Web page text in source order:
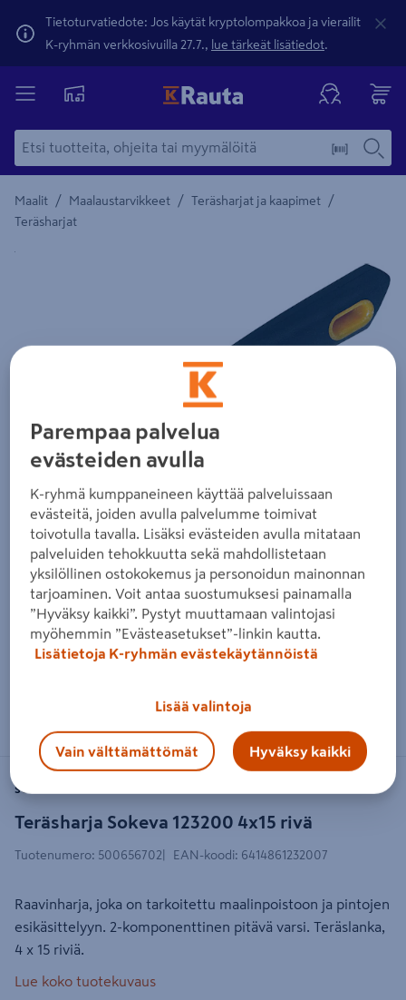
Tietoturvatiedote: Jos käytät kryptolompakkoa ja vierailit
K-ryhmän verkkosivuilla 27.7., lue tärkeät lisätiedot.
Maalit / Maalaustarvikkeet / Teräsharjat ja kaapimet /
Teräsharjat
Yksityiskohtainen kuvaus löytyy Tuotteen kuvaus -
Zoomaa kuvaa sormilla kosketusnäytöllä
Teräsharja Sokeva 123200 4x15 rivä
SOKEVA
Tuotenumero: 500656702 EAN-koodi: 6414861232007
Raavinharja, joka on tarkoitettu maalinpoistoon ja pintojen
esikäsittelyyn. 2-komponenttinen pitävä varsi. Teräslanka,
4 x 15 riviä.
Lue koko tuotekuvaus
Parempaa palvelua
evästeiden avulla
K-ryhmä kumppaneineen käyttää palveluissaan
evästeitä, joiden avulla palvelumme toimivat
toivotulla tavalla. Lisäksi evästeiden avulla mitataan
palveluiden tehokkuutta sekä mahdollistetaan
yksilöllinen ostokokemus ja personoidun mainonnan
tarjoaminen. Voit antaa suostumuksesi painamalla
”Hyväksy kaikki”. Pystyt muuttamaan valintojasi
myöhemmin ”Evästeasetukset”-linkin kautta.
Lisätietoja K-ryhmän evästekäytännöistä
Lisää valintoja
Vain välttämättömät Hyväksy kaikki